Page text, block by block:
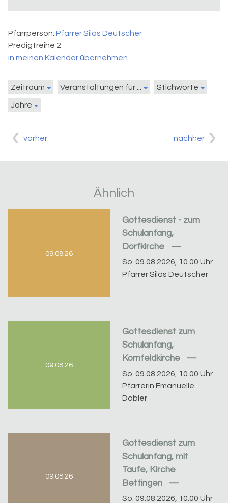
Pfarrperson: Pfarrer Silas Deutscher
Predigtreihe 2
in meinen Kalender übernehmen
Zeitraum Veranstaltungen für ... Stichworte
Jahre
vorher nachher
Ähnlich
09.08.26
Gottesdienst - zum
Schulanfang,
Dorfkirche
So. 09.08.2026, 10.00 Uhr
Pfarrer Silas Deutscher
09.08.26
Gottesdienst zum
Schulanfang,
Kornfeldkirche
So. 09.08.2026, 10.00 Uhr
Pfarrerin Emanuelle
Dobler
09.08.26
Gottesdienst zum
Schulanfang, mit
Taufe, Kirche
Bettingen
So. 09.08.2026, 10.00 Uhr